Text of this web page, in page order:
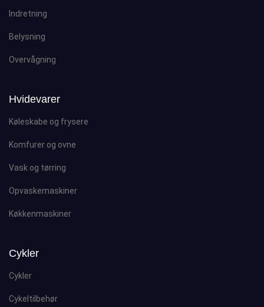
Indretning
Belysning
Overvågning
Hvidevarer
Køleskabe og frysere
Komfurer og ovne
Vask og tørring
Opvaskemaskiner
Køkkenmaskiner
Cykler
Cykler
Cykeltilbehør